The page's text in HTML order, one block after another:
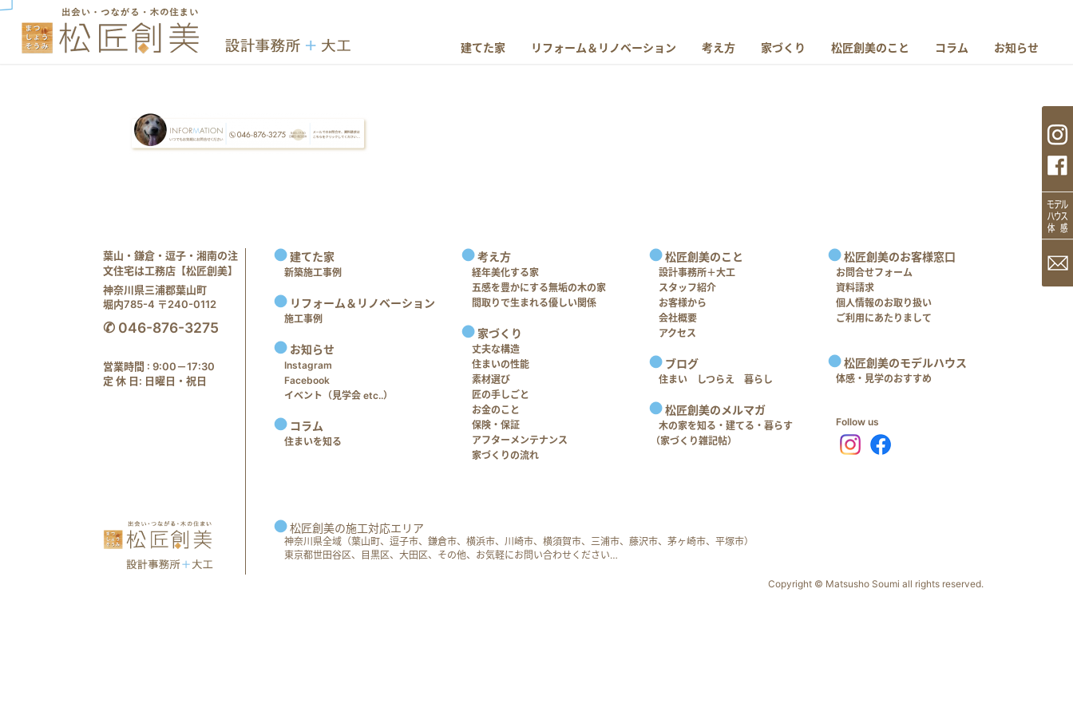
建てた家 リフォーム＆リノベーション 考え方 家づくり 松匠創美のこと コラム お知らせ
葉山・鎌倉・逗子・湘南の注
文住宅は工務店【松匠創美】
神奈川県三浦郡葉山町
堀内785-4 〒240-0112
✆ 046-876-3275
営業時間 : 9:00－17:30
定 休 日: 日曜日・祝日
建てた家
新築施工事例
リフォーム＆リノベーション
施工事例
お知らせ
Instagram
Facebook
イベント（見学会 etc..）
コラム
住まいを知る
考え方
経年美化する家
五感を豊かにする無垢の木の家
間取りで生まれる優しい関係
家づくり
丈夫な構造
住まいの性能
素材選び
匠の手しごと
お金のこと
保険・保証
アフターメンテナンス
家づくりの流れ
松匠創美のこと
設計事務所＋大工
スタッフ紹介
お客様から
会社概要
アクセス
ブログ
住まい しつらえ 暮らし
松匠創美のメルマガ
木の家を知る・建てる・暮らす
（家づくり雑記帖）
松匠創美のお客様窓口
お問合せフォーム
資料請求
個人情報のお取り扱い
ご利用にあたりまして
松匠創美のモデルハウス
体感・見学のおすすめ
Follow us
松匠創美の施工対応エリア
神奈川県全域（葉山町、逗子市、鎌倉市、横浜市、川崎市、横須賀市、三浦市、藤沢市、茅ヶ崎市、平塚市）
東京都世田谷区、目黒区、大田区、その他、お気軽にお問い合わせください…
Copyright © Matsusho Soumi all rights reserved.